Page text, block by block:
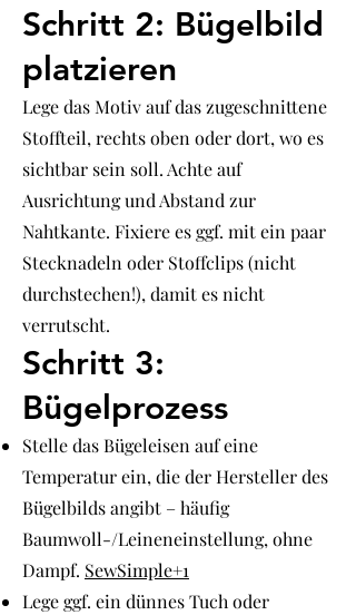
Schritt 2: Bügelbild
platzieren
Lege das Motiv auf das zugeschnittene
Stoffteil, rechts oben oder dort, wo es
sichtbar sein soll. Achte auf
Ausrichtung und Abstand zur
Nahtkante. Fixiere es ggf. mit ein paar
Stecknadeln oder Stoffclips (nicht
durchstechen!), damit es nicht
verrutscht.
Schritt 3:
Bügelprozess
Stelle das Bügeleisen auf eine
Temperatur ein, die der Hersteller des
Bügelbilds angibt – häufig
Baumwoll-/Leinen­einstellung, ohne
Dampf. SewSimple+1
Lege ggf. ein dünnes Tuch oder